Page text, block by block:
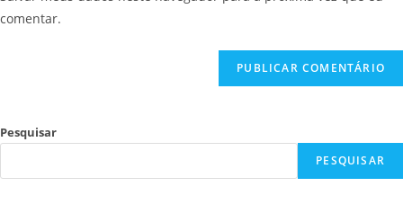
comentar.
Pesquisar
PESQUISAR